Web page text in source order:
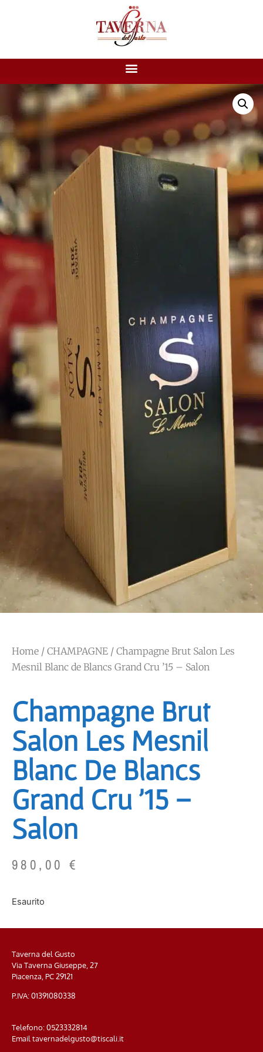
Home / CHAMPAGNE / Champagne Brut Salon Les
Mesnil Blanc de Blancs Grand Cru ’15 – Salon
Champagne Brut
Salon Les Mesnil
Blanc De Blancs
Grand Cru ’15 –
Salon
980,00 €
Esaurito
Taverna del Gusto
Via Taverna Giuseppe, 27
Piacenza, PC29121
P.IVA: 01391080338
Telefono:0523332814
Email tavernadelgusto@tiscali.it